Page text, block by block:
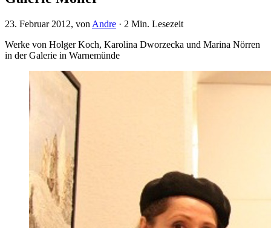
23. Februar 2012, von Andre · 2 Min. Lesezeit
Werke von Holger Koch, Karolina Dworzecka und Marina Nörren
in der Galerie in Warnemünde